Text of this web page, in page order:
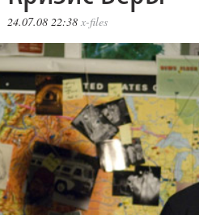
24.07.08 22:38 x-files